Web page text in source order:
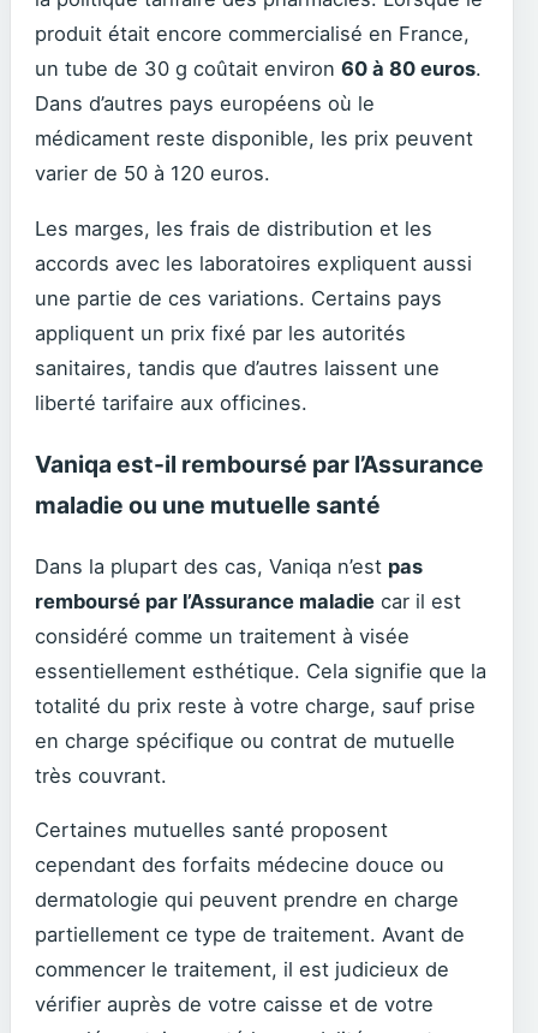
produit était encore commercialisé en France,
un tube de 30 g coûtait environ 60 à 80 euros.
Dans d’autres pays européens où le
médicament reste disponible, les prix peuvent
varier de 50 à 120 euros.
Les marges, les frais de distribution et les
accords avec les laboratoires expliquent aussi
une partie de ces variations. Certains pays
appliquent un prix fixé par les autorités
sanitaires, tandis que d’autres laissent une
liberté tarifaire aux officines.
Vaniqa est-il remboursé par l’Assurance
maladie ou une mutuelle santé
Dans la plupart des cas, Vaniqa n’est pas
remboursé par l’Assurance maladie car il est
considéré comme un traitement à visée
essentiellement esthétique. Cela signifie que la
totalité du prix reste à votre charge, sauf prise
en charge spécifique ou contrat de mutuelle
très couvrant.
Certaines mutuelles santé proposent
cependant des forfaits médecine douce ou
dermatologie qui peuvent prendre en charge
partiellement ce type de traitement. Avant de
commencer le traitement, il est judicieux de
vérifier auprès de votre caisse et de votre